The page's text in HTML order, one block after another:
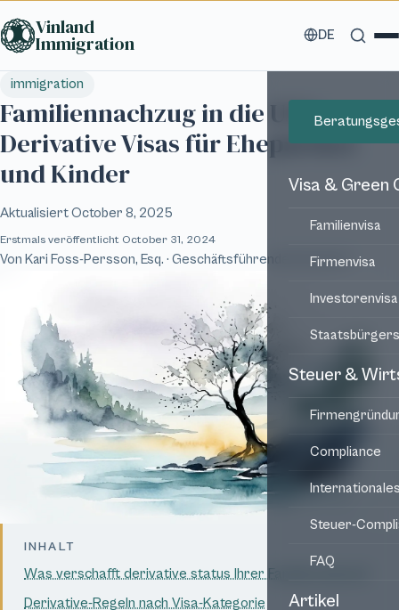
Vinland
Immigration DE
Visa & Green
Familienvisa
Firmenvisa
Investorenvisa
Steuer &
Compliance
Steuer-
FAQ
Artikel
immigration
Familiennachzug in die USA:
Derivative Visas für Ehepartner
und Kinder
AktualisiertOctober 8, 2025
Erstmals veröffentlicht October 31, 2024
Von Kari Foss-Persson, Esq. · Geschäftsführende Partnerin
INHALT
Was verschafft derivative status Ihrer Familie konkret?
Derivative-Regeln nach Visa-Kategorie